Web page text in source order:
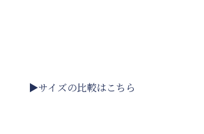
▶サイズの比較はこちら